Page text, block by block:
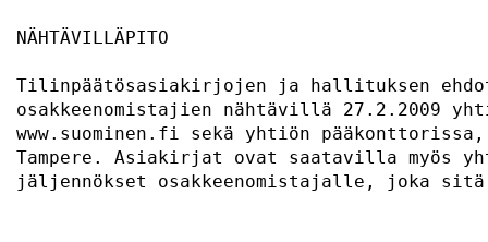
Tilinpäätösasiakirjojen ja hallituksen
osakkeenomistajien nähtävillä
www.suominen.fi sekä yhtiön
Tampere. Asiakirjat ovat saatavilla myös
jäljennökset